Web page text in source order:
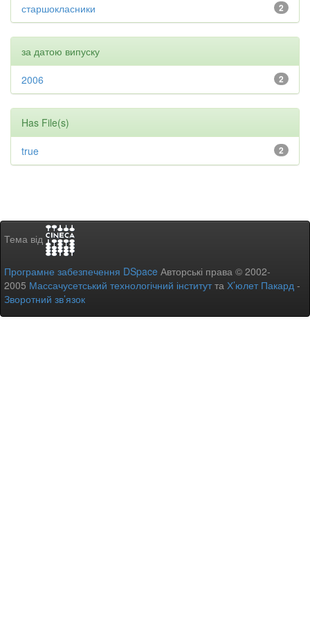
2
старшокласники
за датою випуску
2
2006
Has File(s)
2
true
Тема від
Програмне забезпечення DSpace Авторські права © 2002-
2005 Массачусетський технологічний інститутта Х’юлет Пакард -
Зворотний зв’язок